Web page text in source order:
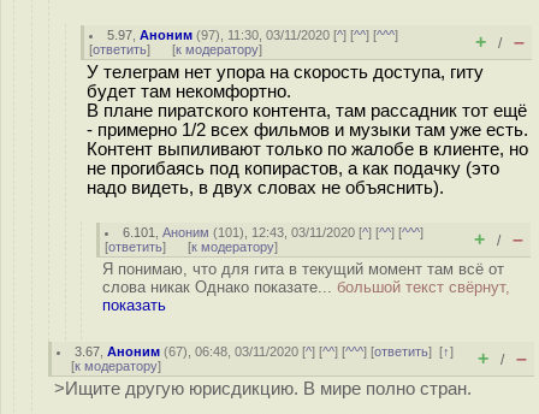
5.97 ,Аноним (97), 11:30, 03/11/2020 [^] [^^] [^^^]
[ответить] [к модератору] + / –
У телеграм нет упора на скорость доступа, гиту
будет там некомфортно.
В плане пиратского контента, там рассадник тот ещё
- примерно 1/2 всех фильмов и музыки там уже есть.
Контент выпиливают только по жалобе в клиенте, но
не прогибаясь под копирастов, а как подачку (это
надо видеть, в двух словах не объяснить).
6.101 ,Аноним (101), 12:43, 03/11/2020 [^] [^^] [^^^]
[ответить] [к модератору] + / –
Я понимаю, что для гита в текущий момент там всё от
слова никак Однако показате... большой текст свёрнут,
показать
3.67 ,Аноним (67), 06:48, 03/11/2020 [^] [^^] [^^^] [ответить][↑]
[к модератору] + / –
>Ищите другую юрисдикцию. В мире полно стран.